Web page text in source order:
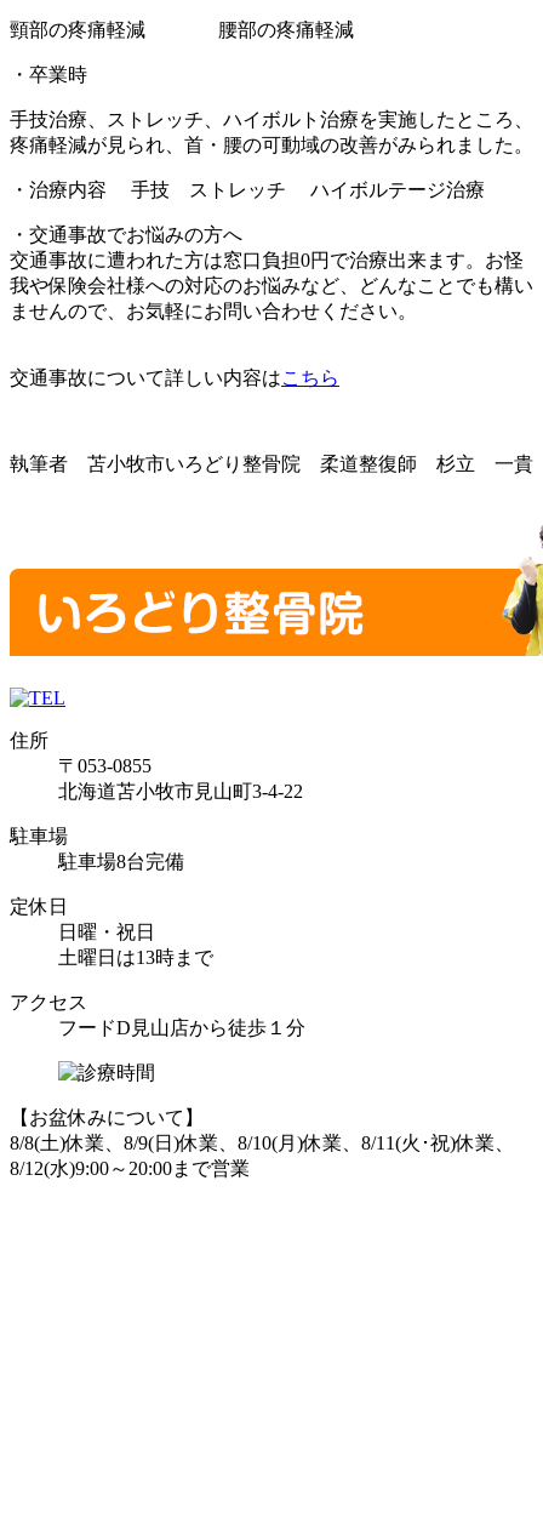
頸部の疼痛軽減 腰部の疼痛軽減
・卒業時
手技治療、ストレッチ、ハイボルト治療を実施したところ、
疼痛軽減が見られ、首・腰の可動域の改善がみられました。
・治療内容 手技 ストレッチ ハイボルテージ治療
・交通事故でお悩みの方へ
交通事故に遭われた方は窓口負担0円で治療出来ます。お怪
我や保険会社様への対応のお悩みなど、どんなことでも構い
ませんので、お気軽にお問い合わせください。
交通事故について詳しい内容はこちら
執筆者 苫小牧市いろどり整骨院 柔道整復師 杉立 一貴
住所
〒053-0855
北海道苫小牧市見山町3-4-22
駐車場
駐車場8台完備
定休日
日曜・祝日
土曜日は13時まで
アクセス
フードD見山店から徒歩１分
【お盆休みについて】
8/8(土)休業、8/9(日)休業、8/10(月)休業、8/11(火･祝)休業、
8/12(水)9:00～20:00まで営業